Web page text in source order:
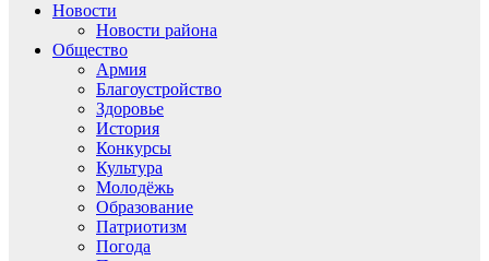
Новости
Новости района
Общество
Армия
Благоустройство
Здоровье
История
Конкурсы
Культура
Молодёжь
Образование
Патриотизм
Погода